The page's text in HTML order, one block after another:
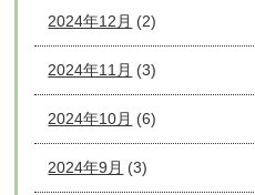
2024年12月 (2)
2024年11月 (3)
2024年10月 (6)
2024年9月 (3)